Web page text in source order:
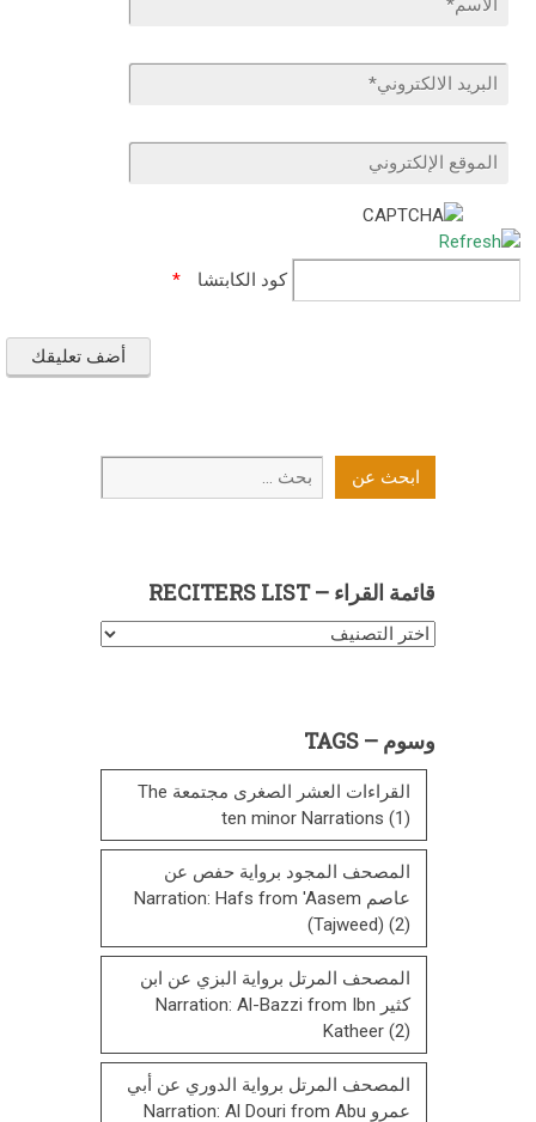
كود الكابتشا *
ابحث
عن
ابحث عن
قائمة القراء – RECITERS LIST
قائمة
List
وسوم – TAGS
القراءات العشر الصغرى مجتمعة The
ten minor Narrations (1)
المصحف المجود برواية حفص عن
عاصم Narration: Hafs from 'Aasem
(Tajweed) (2)
المصحف المرتل برواية البزي عن ابن
كثير Narration: Al-Bazzi from Ibn
Katheer (2)
المصحف المرتل برواية الدوري عن أبي
عمرو Narration: Al Douri from Abu